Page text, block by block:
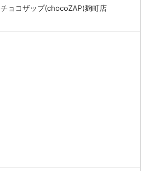
チョコザップ(chocoZAP)麹町店